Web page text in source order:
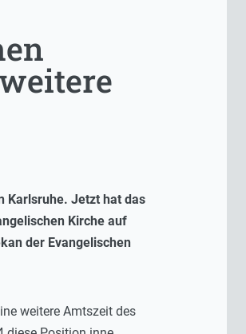
Karlsruhe. Jetzt hat das
Kirche auf
der Evangelischen
weitere Amtszeit des